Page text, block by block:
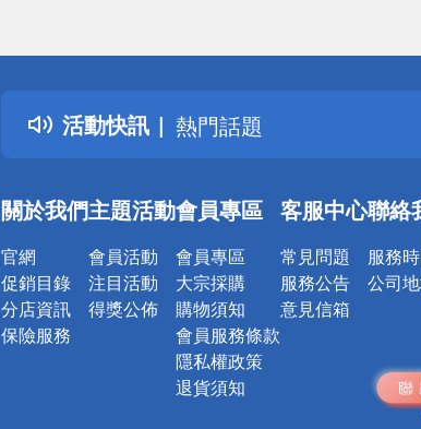
活動快訊
詐騙網頁！請小心！
得獎公告
熱門話題
銀行優惠
詐騙網頁！請小心！
關於我們
官網
促銷目錄
分店資訊
保險服務
主題活動
會員活動
注目活動
得獎公佈
會員專區
會員專區
大宗採購
購物須知
會員服務條款
隱私權政策
退貨須知
客服中心
常見問題
服務公告
意見信箱
聯絡
服務時
公司地